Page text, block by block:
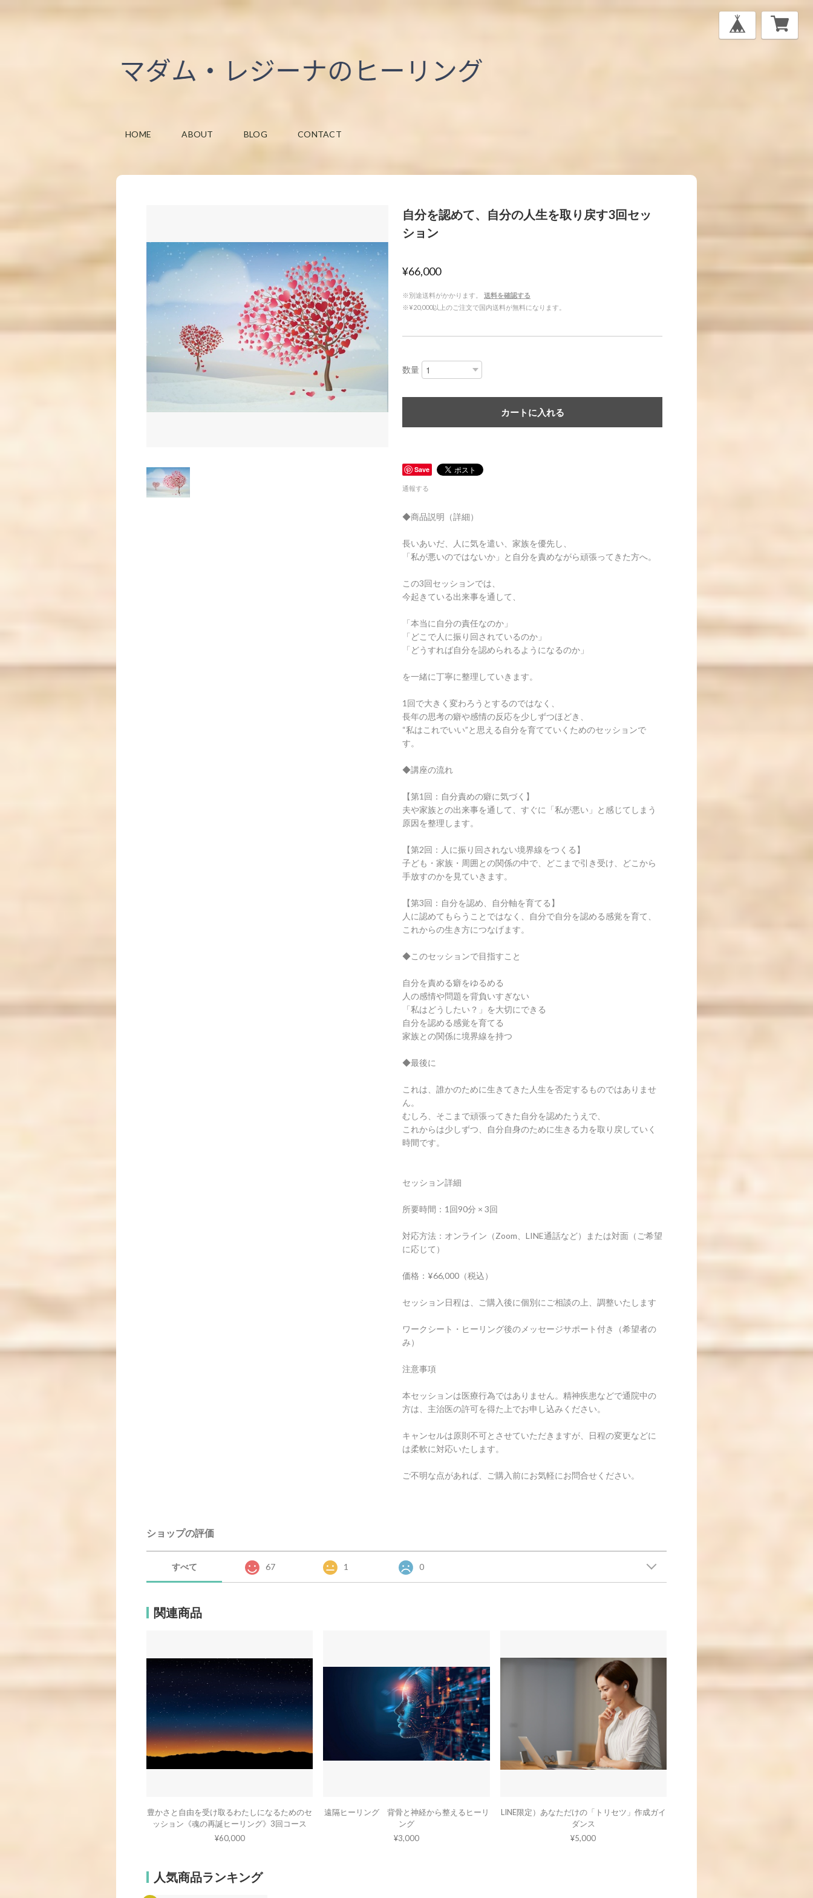
HOME ABOUT BLOG CONTACT
自分を認めて、自分の人生を取り戻す3回セッ
ション
¥66,000
※別途送料がかかります。
送料を確認する
※¥20,000以上のご注文で国内送料が無料になります。
数量
カートに入れる
Save
通報する
◆商品説明（詳細）
長いあいだ、人に気を遣い、家族を優先し、
「私が悪いのではないか」と自分を責めながら頑張ってきた方へ。
この3回セッションでは、
今起きている出来事を通して、
「本当に自分の責任なのか」
「どこで人に振り回されているのか」
「どうすれば自分を認められるようになるのか」
を一緒に丁寧に整理していきます。
1回で大きく変わろうとするのではなく、
長年の思考の癖や感情の反応を少しずつほどき、
“私はこれでいい”と思える自分を育てていくためのセッションで
す。
◆講座の流れ
【第1回：自分責めの癖に気づく】
夫や家族との出来事を通して、すぐに「私が悪い」と感じてしまう
原因を整理します。
【第2回：人に振り回されない境界線をつくる】
子ども・家族・周囲との関係の中で、どこまで引き受け、どこから
手放すのかを見ていきます。
【第3回：自分を認め、自分軸を育てる】
人に認めてもらうことではなく、自分で自分を認める感覚を育て、
これからの生き方につなげます。
◆このセッションで目指すこと
自分を責める癖をゆるめる
人の感情や問題を背負いすぎない
「私はどうしたい？」を大切にできる
自分を認める感覚を育てる
家族との関係に境界線を持つ
◆最後に
これは、誰かのために生きてきた人生を否定するものではありませ
ん。
むしろ、そこまで頑張ってきた自分を認めたうえで、
これからは少しずつ、自分自身のために生きる力を取り戻していく
時間です。
セッション詳細
所要時間：1回90分 × 3回
対応方法：オンライン（Zoom、LINE通話など）または対面（ご希望
に応じて）
価格：¥66,000（税込）
セッション日程は、ご購入後に個別にご相談の上、調整いたします
ワークシート・ヒーリング後のメッセージサポート付き（希望者の
み）
注意事項
本セッションは医療行為ではありません。精神疾患などで通院中の
方は、主治医の許可を得た上でお申し込みください。
キャンセルは原則不可とさせていただきますが、日程の変更などに
は柔軟に対応いたします。
ご不明な点があれば、ご購入前にお気軽にお問合せください。
ショップの評価
すべて 67 1 0
関連商品
豊かさと自由を受け取るわたしになるためのセ
ッション《魂の再誕ヒーリング》3回コース
¥60,000
遠隔ヒーリング 背骨と神経から整えるヒーリ
ング
¥3,000
LINE限定）あなただけの「トリセツ」作成ガイ
ダンス
¥5,000
人気商品ランキング